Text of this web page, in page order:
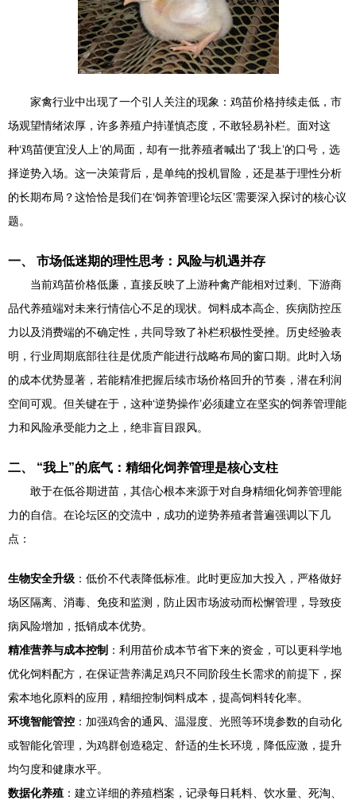
家禽行业中出现了一个引人关注的现象：鸡苗价格持续走低，市
场观望情绪浓厚，许多养殖户持谨慎态度，不敢轻易补栏。面对这
种‘鸡苗便宜没人上’的局面，却有一批养殖者喊出了‘我上’的口号，选
择逆势入场。这一决策背后，是单纯的投机冒险，还是基于理性分析
的长期布局？这恰恰是我们在‘饲养管理论坛区’需要深入探讨的核心议
题。
一、 市场低迷期的理性思考：风险与机遇并存
当前鸡苗价格低廉，直接反映了上游种禽产能相对过剩、下游商
品代养殖端对未来行情信心不足的现状。饲料成本高企、疾病防控压
力以及消费端的不确定性，共同导致了补栏积极性受挫。历史经验表
明，行业周期底部往往是优质产能进行战略布局的窗口期。此时入场
的成本优势显著，若能精准把握后续市场价格回升的节奏，潜在利润
空间可观。但关键在于，这种‘逆势操作’必须建立在坚实的饲养管理能
力和风险承受能力之上，绝非盲目跟风。
二、 “我上”的底气：精细化饲养管理是核心支柱
敢于在低谷期进苗，其信心根本来源于对自身精细化饲养管理能
力的自信。在论坛区的交流中，成功的逆势养殖者普遍强调以下几
点：
生物安全升级 ：低价不代表降低标准。此时更应加大投入，严格做好
场区隔离、消毒、免疫和监测，防止因市场波动而松懈管理，导致疫
病风险增加，抵销成本优势。
精准营养与成本控制 ：利用苗价成本节省下来的资金，可以更科学地
优化饲料配方，在保证营养满足鸡只不同阶段生长需求的前提下，探
索本地化原料的应用，精细控制饲料成本，提高饲料转化率。
环境智能管控 ：加强鸡舍的通风、温湿度、光照等环境参数的自动化
或智能化管理，为鸡群创造稳定、舒适的生长环境，降低应激，提升
均匀度和健康水平。
数据化养殖 ：建立详细的养殖档案，记录每日耗料、饮水量、死淘、